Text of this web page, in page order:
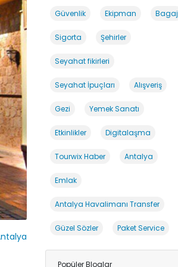
Güvenlik Ekipman Bagaj
Sigorta Şehirler
Seyahat fikirleri
Seyahat İpuçları Alışveriş
Gezi Yemek Sanatı
Etkinlikler Digitalaşma
Tourwix Haber Antalya
Emlak
Antalya Havalimanı Transfer
Güzel Sözler Paket Service
Popüler Bloglar